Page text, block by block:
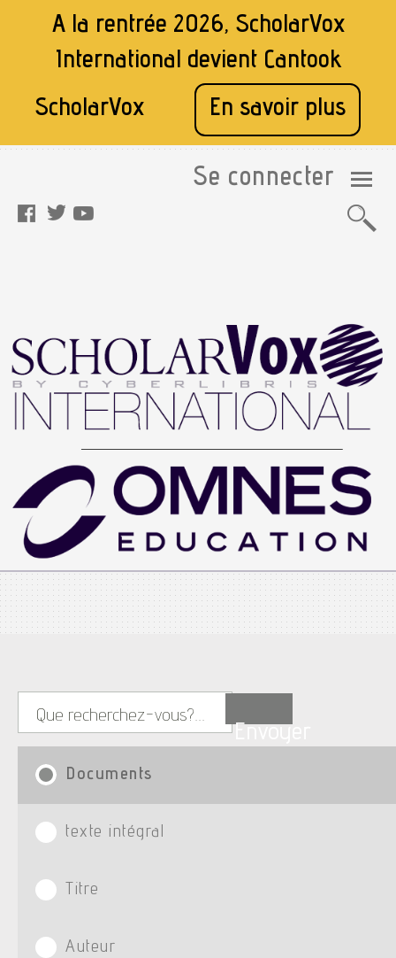
A la rentrée 2026, ScholarVox
International devient Cantook
ScholarVox
En savoir plus
Se connecter
Documents
texte intégral
Titre
Auteur